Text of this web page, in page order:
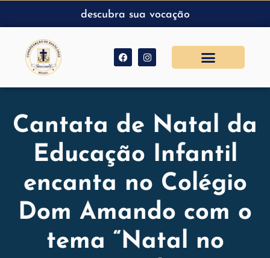
descubra sua vocação
Cantata de Natal da
Educação Infantil
encanta no Colégio
Dom Amando com o
tema “Natal no